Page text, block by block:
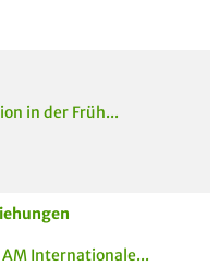
in der Früh...
AM Internationale...